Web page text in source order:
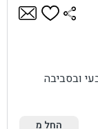
ובסביבה
החל מ